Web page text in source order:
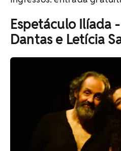
Espetáculo Ilíada
Dantas e Letícia